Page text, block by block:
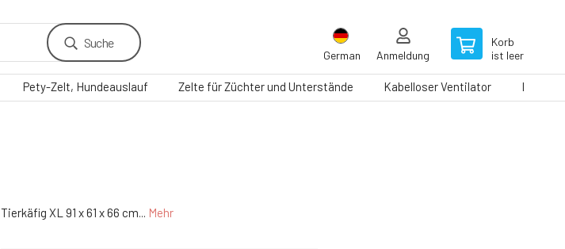
Suche
German Anmeldung
Korb
ist leer
Pety-Zelt, Hundeauslauf Zelte für Züchter und Unterstände Kabelloser Ventilator
Tierkäfig XL 91 x 61 x 66 cm... Mehr